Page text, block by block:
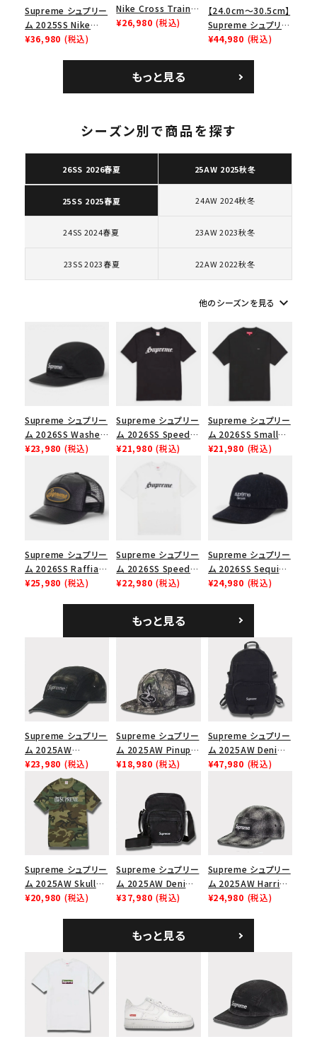
キーワードから探す
人気ワード 2026SS
Tシャツ・ロングスリーブ
ショルダー・ウエストバッグ
ボックスロゴ ブラックスウェット
コラボレーションブランドから探す
シーズンから探す
並び順
円 ～
円
在庫のない商品を表示する
絞り込んで検索する
Supreme シュプリー
ム 2025SS Nike
Leather Shoulder
¥36,980 (税込)
Nike Cross Trainer
Low ナイキクロスト
¥26,980 (税込)
【24.0cm～30.5cm】
Supreme シュプリー
ム 2023AW Nike
カー ホワイト 白
¥44,980 (税込)
もっと見る
シーズン別で商品を探す
26SS 2026春夏 25AW 2025秋冬
25SS 2025春夏 24AW 2024秋冬
24SS 2024春夏 23AW 2023秋冬
23SS 2023春夏 22AW 2022秋冬
他のシーズンを見る keyboard_arrow_down
Supreme シュプリー
ム 2026SS Washed
Chino Twill Camp
ノツイル キャンプキャ
ップ ブラック
¥23,980 (税込)
Supreme シュプリー
ム 2026SS Speed
Tee スピードTシャツ
¥21,980 (税込)
Supreme シュプリー
ム 2026SS Small
Box Tee スモールボ
¥21,980 (税込)
Supreme シュプリー
ム 2026SS Raffia
Mesh Back 5-Panel
¥25,980 (税込)
Supreme シュプリー
ム 2026SS Speed
Tee スピードTシャツ
¥22,980 (税込)
Supreme シュプリー
ム 2026SS Sequin
Denim Classic
シックロゴ 6パネルキ
ャップ ブラック
¥24,980 (税込)
もっと見る
Supreme シュプリー
ム 2025AW
Overdyed Camp
Cap オーバーダイド
キャンプキャップ ブ
ラック
¥23,980 (税込)
Supreme シュプリー
ム 2025AW Pinup
Mesh Back 5-Panel
ュバック 5パネルキャ
ップ トゥルーティン
バーHTC フォールカ
¥18,980 (税込)
Supreme シュプリー
ム 2025AW Denim
Backpack デニム バ
¥47,980 (税込)
Supreme シュプリー
ム 2025AW Skull
Tee スカル Tシャ
¥20,980 (税込)
Supreme シュプリー
ム 2025AW Denim
Shoulder Bag デニ
¥37,980 (税込)
Supreme シュプリー
ム 2025AW Harris
Tweed Camp Cap
¥24,980 (税込)
もっと見る